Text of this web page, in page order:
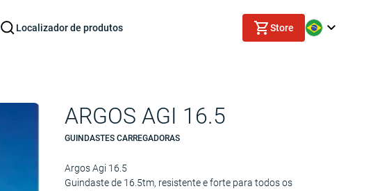
Localizador de produtos Store
ARGOS AGI 16.5
GUINDASTES CARREGADORAS
Argos Agi 16.5
Guindaste de 16.5tm, resistente e forte para todos os